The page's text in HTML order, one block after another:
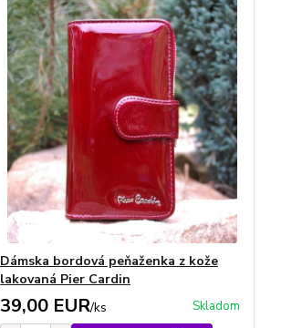
Dámska bordová peňaženka z kože
lakovaná Pier Cardin
39,00 EUR/ks Skladom